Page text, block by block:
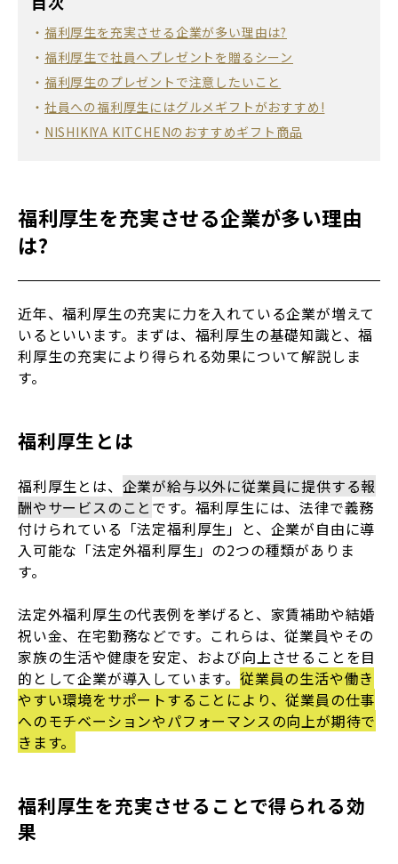
福利厚生を充実させる企業が多い理由は?
福利厚生で社員へプレゼントを贈るシーン
福利厚生のプレゼントで注意したいこと
社員への福利厚生にはグルメギフトがおすすめ!
NISHIKIYA KITCHENのおすすめギフト商品
福利厚生を充実させる企業が多い理由
は?
近年、福利厚生の充実に力を入れている企業が増えて
いるといいます。まずは、福利厚生の基礎知識と、福
利厚生の充実により得られる効果について解説しま
す。
福利厚生とは
福利厚生とは、 企業が給与以外に従業員に提供する報
酬やサービスのこと です。福利厚生には、法律で義務
付けられている「法定福利厚生」と、企業が自由に導
入可能な「法定外福利厚生」の2つの種類がありま
す。
法定外福利厚生の代表例を挙げると、家賃補助や結婚
祝い金、在宅勤務などです。これらは、従業員やその
家族の生活や健康を安定、および向上させることを目
的として企業が導入しています。従業員の生活や働き
やすい環境をサポートすることにより、従業員の仕事
へのモチベーションやパフォーマンスの向上が期待で
きます。
福利厚生を充実させることで得られる効
果